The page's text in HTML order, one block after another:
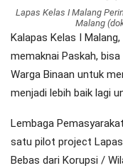
Lapas Kelas I Malang
Malang
Kalapas Kelas I
memaknai Paskah,
Warga Binaan untuk
menjadi lebih baik lagi
Lembaga
satu pilot project
Bebas dari Korupsi /